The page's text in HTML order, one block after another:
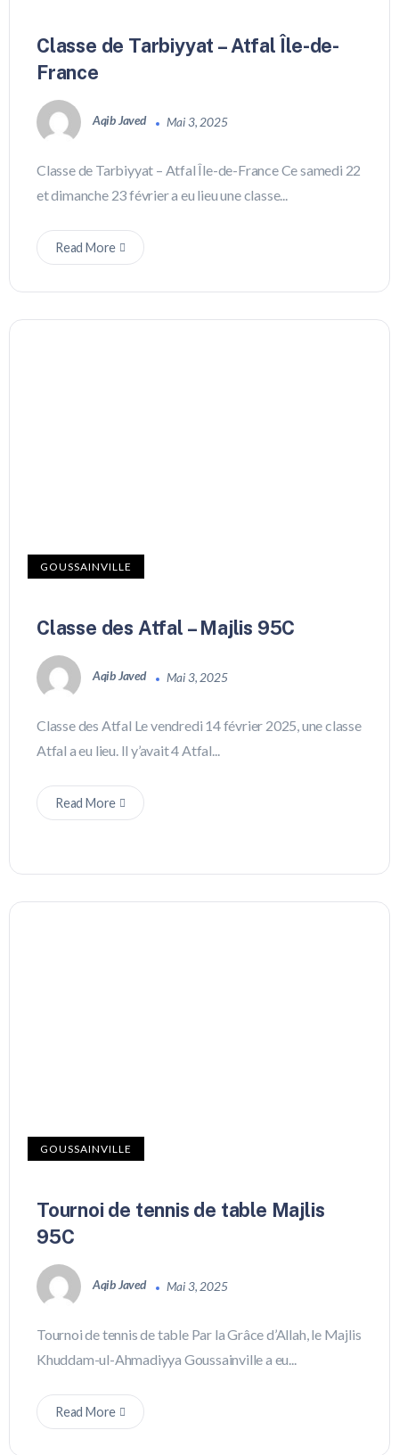
Classe de Tarbiyyat – Atfal Île-de-
France
Aqib Javed Mai 3, 2025
Classe de Tarbiyyat – Atfal Île-de-France Ce samedi 22
et dimanche 23 février a eu lieu une classe...
Read More
GOUSSAINVILLE
Classe des Atfal – Majlis 95C
Aqib Javed Mai 3, 2025
Classe des Atfal Le vendredi 14 février 2025, une classe
Atfal a eu lieu. Il y’avait 4 Atfal...
Read More
GOUSSAINVILLE
Tournoi de tennis de table Majlis
95C
Aqib Javed Mai 3, 2025
Tournoi de tennis de table Par la Grâce d’Allah, le Majlis
Khuddam-ul-Ahmadiyya Goussainville a eu...
Read More